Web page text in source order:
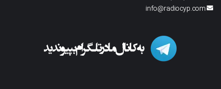
info@radiocyp.com